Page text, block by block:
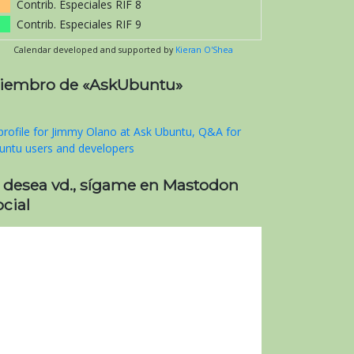
Contrib. Especiales RIF 8
Contrib. Especiales RIF 9
Calendar developed and supported by Kieran O'Shea
de «AskUbuntu»
desea vd., sígame en Mastodon